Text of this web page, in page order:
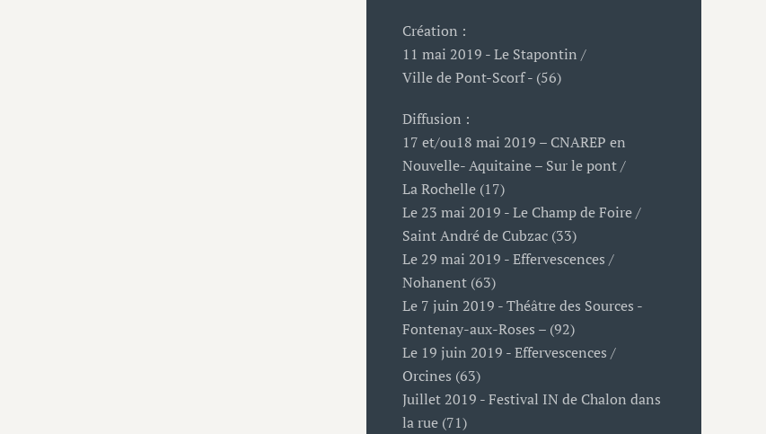
Création :
11 mai 2019 - Le Stapontin /
Ville de Pont-Scorf - (56)
Diffusion :
17 et/ou18 mai 2019 – CNAREP en
Nouvelle- Aquitaine – Sur le pont /
La Rochelle (17)
Le 23 mai 2019 - Le Champ de Foire /
Saint André de Cubzac (33)
Le 29 mai 2019 - Effervescences /
Nohanent (63)
Le 7 juin 2019 - Théâtre des Sources -
Fontenay-aux-Roses – (92)
Le 19 juin 2019 - Effervescences /
Orcines (63)
Juillet 2019 - Festival IN de Chalon dans
la rue (71)